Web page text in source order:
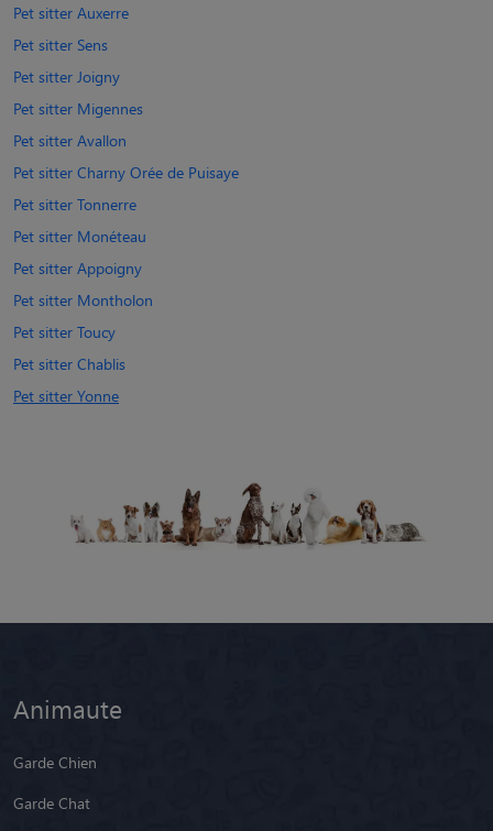
Pet sitter Auxerre
Pet sitter Sens
Pet sitter Joigny
Pet sitter Migennes
Pet sitter Avallon
Pet sitter Charny Orée de Puisaye
Pet sitter Tonnerre
Pet sitter Monéteau
Pet sitter Appoigny
Pet sitter Montholon
Pet sitter Toucy
Pet sitter Chablis
Pet sitter Yonne
Animaute
Garde Chien
Garde Chat